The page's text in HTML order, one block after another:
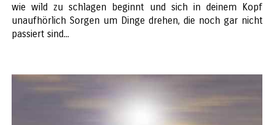
wie wild zu schlagen beginnt und sich in deinem Kopf
unaufhörlich Sorgen um Dinge drehen, die noch gar nicht
passiert sind...